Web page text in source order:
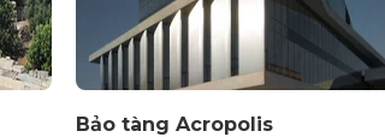
Bảo tàng Acropolis